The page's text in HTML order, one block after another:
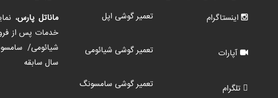
اینستاگرام
آپارات
تلگرام
تعمیر گوشی اپل
تعمیر گوشی شیائومی
تعمیر گوشی سامسونگ
ماناتل پارس،
خدمات پس از
سال سابقه